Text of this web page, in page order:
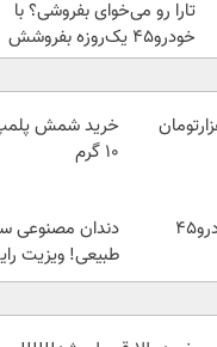
تارا رو می‌خوای بفروشی؟ با
خودرو۴۵ یک‌روزه بفروشش
۱۰ گرم
تارا رو می‌خوای بفروشی؟ با خودرو۴۵
دندان مصنوعی
طبیعی! ویزیت